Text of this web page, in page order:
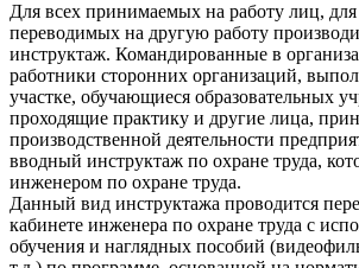
Для всех принимаемых на работу лиц, для
переводимых на другую работу
инструктаж. Командированные в
работники сторонних организаций,
участке, обучающиеся образовательных
проходящие практику и другие лица,
производственной деятельности
вводный инструктаж по охране труда,
инженером по охране труда.
Данный вид инструктажа проводится
кабинете инженера по охране труда с
обучения и наглядных пособий